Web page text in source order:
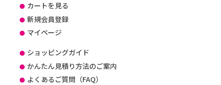
カートを見る
新規会員登録
マイページ
ショッピングガイド
かんたん見積り方法のご案内
よくあるご質問（FAQ）